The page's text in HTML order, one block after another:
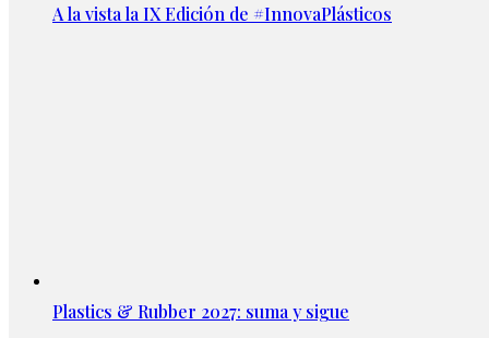
A la vista la IX Edición de #InnovaPlásticos
Plastics & Rubber 2027: suma y sigue